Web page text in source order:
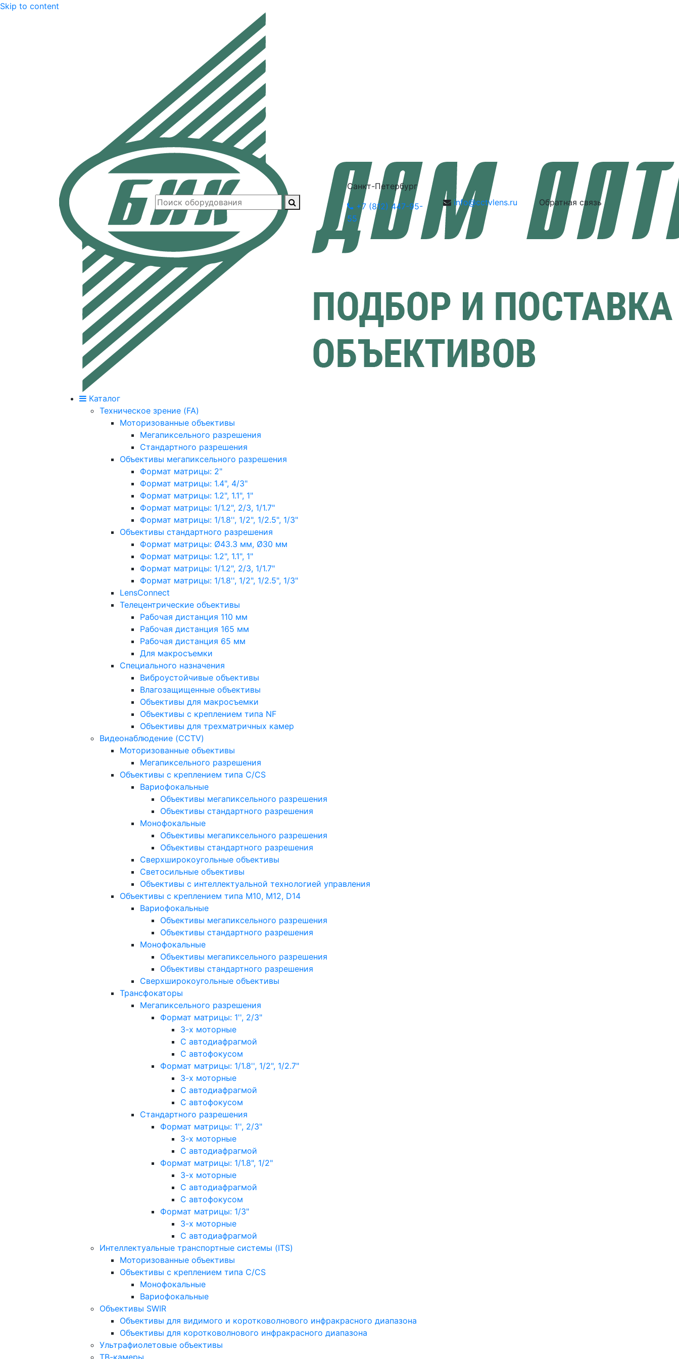
Skip to content
Санкт-Петербург
+7 (812) 447-95-
55
info@cctvlens.ru Обратная связь
Каталог
Техническое зрение (FA)
Моторизованные объективы
Мегапиксельного разрешения
Стандартного разрешения
Объективы мегапиксельного разрешения
Формат матрицы: 2"
Формат матрицы: 1.4", 4/3"
Формат матрицы: 1.2", 1.1", 1"
Формат матрицы: 1/1.2", 2/3, 1/1.7"
Формат матрицы: 1/1.8'', 1/2", 1/2.5", 1/3"
Объективы стандартного разрешения
Формат матрицы: Ø43.3 мм, Ø30 мм
Формат матрицы: 1.2", 1.1", 1"
Формат матрицы: 1/1.2", 2/3, 1/1.7"
Формат матрицы: 1/1.8'', 1/2", 1/2.5", 1/3"
LensConnect
Телецентрические объективы
Рабочая дистанция 110 мм
Рабочая дистанция 165 мм
Рабочая дистанция 65 мм
Для макросъемки
Специального назначения
Виброустойчивые объективы
Влагозащищенные объективы
Объективы для макросъемки
Объективы с креплением типа NF
Объективы для трехматричных камер
Видеонаблюдение (CCTV)
Моторизованные объективы
Мегапиксельного разрешения
Объективы с креплением типа C/CS
Вариофокальные
Объективы мегапиксельного разрешения
Объективы стандартного разрешения
Монофокальные
Объективы мегапиксельного разрешения
Объективы стандартного разрешения
Сверхширокоугольные объективы
Светосильные объективы
Объективы с интеллектуальной технологией управления
Объективы с креплением типа M10, M12, D14
Вариофокальные
Объективы мегапиксельного разрешения
Объективы стандартного разрешения
Монофокальные
Объективы мегапиксельного разрешения
Объективы стандартного разрешения
Сверхширокоугольные объективы
Трансфокаторы
Мегапиксельного разрешения
Формат матрицы: 1'', 2/3"
3-х моторные
С автодиафрагмой
С автофокусом
Формат матрицы: 1/1.8'', 1/2", 1/2.7"
3-х моторные
С автодиафрагмой
С автофокусом
Стандартного разрешения
Формат матрицы: 1'', 2/3"
3-х моторные
С автодиафрагмой
Формат матрицы: 1/1.8", 1/2"
3-х моторные
С автодиафрагмой
С автофокусом
Формат матрицы: 1/3"
3-х моторные
С автодиафрагмой
Интеллектуальные транспортные системы (ITS)
Моторизованные объективы
Объективы с креплением типа C/CS
Монофокальные
Вариофокальные
Объективы SWIR
Объективы для видимого и коротковолнового инфракрасного диапазона
Объективы для коротковолнового инфракрасного диапазона
Ультрафиолетовые объективы
ТВ-камеры